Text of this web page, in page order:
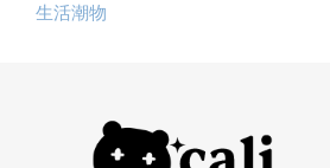
生活潮物